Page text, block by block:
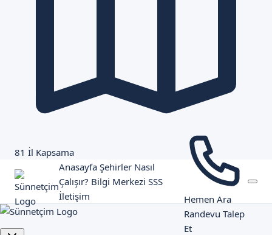
81 İl Kapsama
Anasayfa Şehirler Nasıl
Çalışır? Bilgi Merkezi SSS
İletişim
Hemen Ara
Randevu Talep
Et